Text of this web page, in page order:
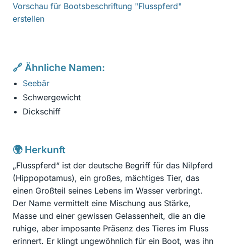
Vorschau für Bootsbeschriftung "Flusspferd"
erstellen
🔗 Ähnliche Namen:
Seebär
Schwergewicht
Dickschiff
🌍 Herkunft
„Flusspferd“ ist der deutsche Begriff für das Nilpferd
(Hippopotamus), ein großes, mächtiges Tier, das
einen Großteil seines Lebens im Wasser verbringt.
Der Name vermittelt eine Mischung aus Stärke,
Masse und einer gewissen Gelassenheit, die an die
ruhige, aber imposante Präsenz des Tieres im Fluss
erinnert. Er klingt ungewöhnlich für ein Boot, was ihn